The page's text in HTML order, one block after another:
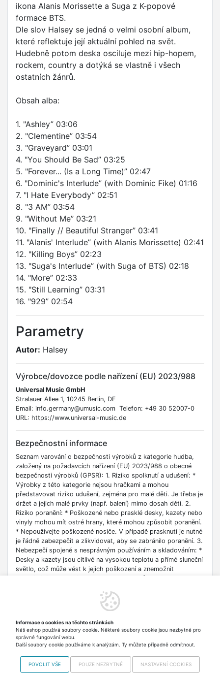
ikona Alanis Morissette a Suga z K-popové
formace BTS.
Dle slov Halsey se jedná o velmi osobní album,
které reflektuje její aktuální pohled na svět.
Hudebně potom deska osciluje mezi hip-hopem,
rockem, country a dotýká se vlastně i všech
ostatních žánrů.
Obsah alba:
1. "Ashley” 03:06
2. "Clementine” 03:54
3. "Graveyard” 03:01
4. "You Should Be Sad” 03:25
5. "Forever... (Is a Long Time)” 02:47
6. "Dominic's Interlude” (with Dominic Fike) 01:16
7. "I Hate Everybody” 02:51
8. "3 AM” 03:54
9. "Without Me” 03:21
10. "Finally // Beautiful Stranger” 03:41
11. "Alanis' Interlude” (with Alanis Morissette) 02:41
12. "Killing Boys” 02:23
13. "Suga's Interlude” (with Suga of BTS) 02:18
14. "More” 02:33
15. "Still Learning” 03:31
16. "929” 02:54
Parametry
Autor: Halsey
Výrobce/dovozce podle nařízení (EU) 2023/988
Universal Music GmbH
Stralauer Allee 1, 10245 Berlin, DE
Email: info.germany@umusic.com Telefon: +49 30 52007-0
URL: https://www.universal-music.de
Bezpečnostní informace
Seznam varování o bezpečnosti výrobků z kategorie hudba,
založený na požadavcích nařízení (EU) 2023/988 o obecné
bezpečnosti výrobků (GPSR): 1. Riziko spolknutí a udušení: *
Výrobky z této kategorie nejsou hračkami a mohou
představovat riziko udušení, zejména pro malé děti. Je třeba je
držet a jejich malé prvky (např. balení) mimo dosah dětí. 2.
Riziko poranění: * Poškozené nebo prasklé desky, kazety nebo
vinyly mohou mít ostré hrany, které mohou způsobit poranění.
* Nepoužívejte poškozené nosiče. V případě prasknutí je nutné
je řádně zabezpečit a zlikvidovat, aby se zabránilo poranění. 3.
Nebezpečí spojené s nesprávným používáním a skladováním: *
Desky a kazety jsou citlivé na vysokou teplotu a přímé sluneční
světlo, což může vést k jejich poškození a znemožnit
se ohýbání nosičů, protože mohou prasknout, což může
způsobit zranění nebo poškození přehrávače. 4. Bezpečnost
měkkého, suchého hadříku. * Vyhněte se použití agresivních
chemikálií nebo rozpouštědel, které mohou poškodit jejich
povrch.
Copyright © 2012-2026 VISO TRADE s.r.o.,
Informace o cookies na těchto stránkách
Náš eshop používá soubory cookie. Některé soubory cookie jsou nezbytné pro
správné fungování webu.
Další soubory cookie používáme k analýzám. Ty můžete případně odmítnout.
POVOLIT VŠE POUZE NEZBYTNÉ NASTAVENÍ COOKIES